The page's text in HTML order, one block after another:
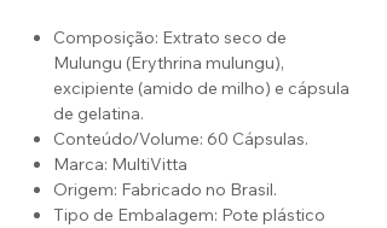
Composição: Extrato seco de
Mulungu (Erythrina mulungu),
excipiente (amido de milho) e cápsula
de gelatina.
Conteúdo/Volume: 60 Cápsulas.
Marca: MultiVitta
Origem: Fabricado no Brasil.
Tipo de Embalagem: Pote plástico